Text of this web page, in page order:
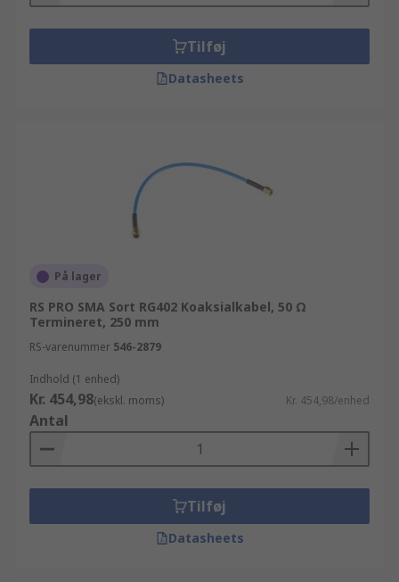
Tilføj
Datasheets
På lager
RS PRO SMA Sort RG402 Koaksialkabel, 50 Ω
Termineret, 250 mm
RS-varenummer 546-2879
Indhold (1 enhed)
Kr. 454,98(ekskl. moms) Kr. 454,98/enhed
Antal
Tilføj
Datasheets